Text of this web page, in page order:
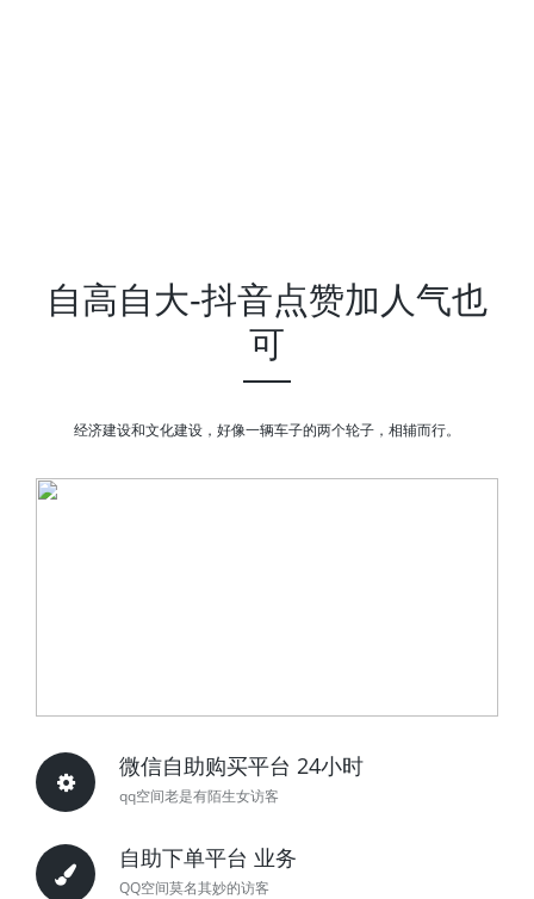
自高自大-抖音点赞加人气也
可
经济建设和文化建设，好像一辆车子的两个轮子，相辅而行。
微信自助购买平台 24小时
qq空间老是有陌生女访客
自助下单平台 业务
QQ空间莫名其妙的访客